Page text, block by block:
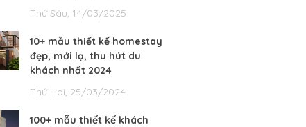
Thứ Sáu, 14/03/2025
10+ mẫu thiết kế homestay
đẹp, mới lạ, thu hút du
khách nhất 2024
Thứ Hai, 25/03/2024
100+ mẫu thiết kế khách